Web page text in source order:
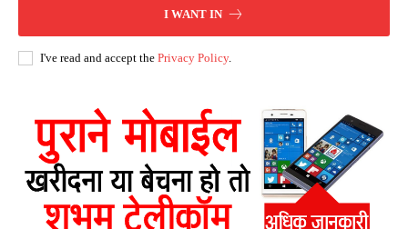
I WANT IN
I've read and accept the Privacy Policy.